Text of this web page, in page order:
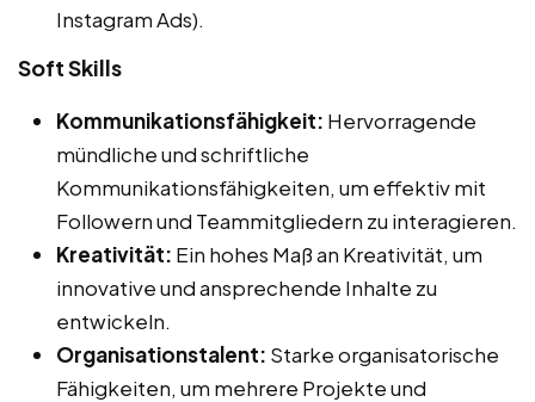
Instagram Ads).
Soft Skills
Kommunikationsfähigkeit: Hervorragende
mündliche und schriftliche
Kommunikationsfähigkeiten, um effektiv mit
Followern und Teammitgliedern zu interagieren.
Kreativität: Ein hohes Maß an Kreativität, um
innovative und ansprechende Inhalte zu
entwickeln.
Organisationstalent: Starke organisatorische
Fähigkeiten, um mehrere Projekte und